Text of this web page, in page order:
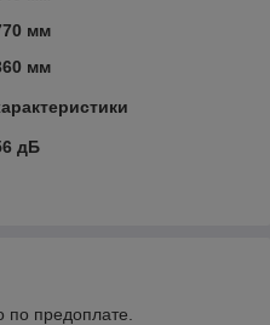
мм
мм
дБ
по предоплате.